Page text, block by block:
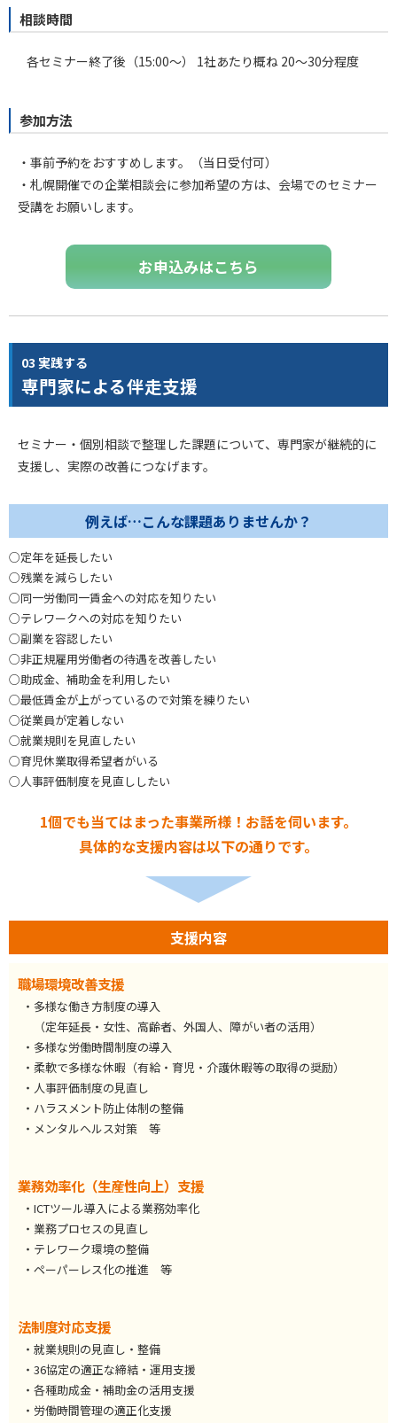
相談時間
各セミナー終了後（15:00～） 1社あたり概ね 20～30分程度
参加方法
・事前予約をおすすめします。（当日受付可）
・札幌開催での企業相談会に参加希望の方は、会場でのセミナー
受講をお願いします。
お申込みはこちら
03 実践する
専門家による伴走支援
セミナー・個別相談で整理した課題について、専門家が継続的に
支援し、実際の改善につなげます。
例えば…こんな課題ありませんか？
○定年を延長したい
○残業を減らしたい
○同一労働同一賃金への対応を知りたい
○テレワークへの対応を知りたい
○副業を容認したい
○非正規雇用労働者の待遇を改善したい
○助成金、補助金を利用したい
○最低賃金が上がっているので対策を練りたい
○従業員が定着しない
○就業規則を見直したい
○育児休業取得希望者がいる
○人事評価制度を見直ししたい
1個でも当てはまった事業所様！お話を伺います。
具体的な支援内容は以下の通りです。
支援内容
職場環境改善支援
・多様な働き方制度の導入
（定年延長・女性、高齢者、外国人、障がい者の活用）
・多様な労働時間制度の導入
・柔軟で多様な休暇（有給・育児・介護休暇等の取得の奨励）
・人事評価制度の見直し
・ハラスメント防止体制の整備
・メンタルヘルス対策 等
業務効率化（生産性向上）支援
・ICTツール導入による業務効率化
・業務プロセスの見直し
・テレワーク環境の整備
・ペーパーレス化の推進 等
法制度対応支援
・就業規則の見直し・整備
・36協定の適正な締結・運用支援
・各種助成金・補助金の活用支援
・労働時間管理の適正化支援